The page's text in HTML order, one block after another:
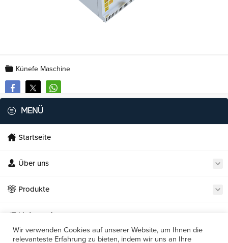
Künefe Maschine
MENÜ
Startseite
Über uns
Produkte
Lieferservice
Unsere Restaurants
Wir verwenden Cookies auf unserer Website, um Ihnen die
relevanteste Erfahrung zu bieten, indem wir uns an Ihre